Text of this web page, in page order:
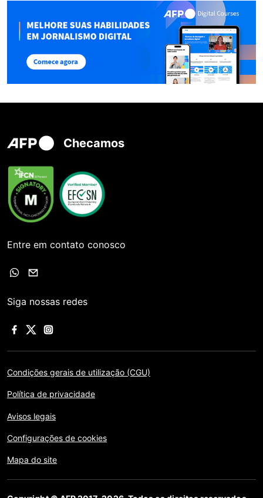
Checamos
Entre em contato conosco
Siga nossas redes
Condições gerais de utilização (CGU)
Política de privacidade
Avisos legais
Configurações de cookies
Mapa do site